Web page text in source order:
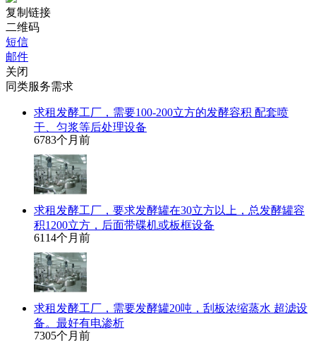
复制链接
二维码
短信
邮件
关闭
同类服务需求
求租发酵工厂，需要100-200立方的发酵容积 配套喷
干、匀浆等后处理设备
6783个月前
求租发酵工厂，要求发酵罐在30立方以上，总发酵罐容
积1200立方，后面带碟机或板框设备
6114个月前
求租发酵工厂，需要发酵罐20吨，刮板浓缩蒸水 超滤设
备。最好有电渗析
7305个月前